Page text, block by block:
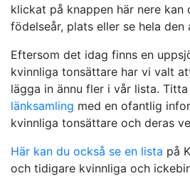
klickat på knappen här nere kan
födelseår, plats eller se hela den
Eftersom det idag finns en
kvinnliga tonsättare har vi valt
lägga in ännu fler i vår lista.
länksamling med en ofantlig
kvinnliga tonsättare och deras
Här kan du också se en lista på
och tidigare kvinnliga och